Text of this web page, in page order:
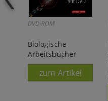
DVD-ROM
Biologische
Arbeitsbücher
zum Artikel